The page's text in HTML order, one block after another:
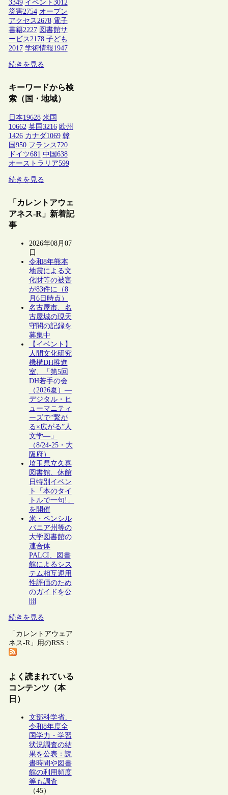
3349 イベント 3012
災害2754 オープン
アクセス2678 電子
書籍2227 図書館サ
ービス2178 子ども
2017 学術情報1947
続きを見る
キーワードから検
索（国・地域）
日本19628 米国
10662 英国 3216 欧州
1426 カナダ1069 韓
国 950 フランス 720
ドイツ681 中国 638
オーストラリア599
続きを見る
「カレントアウェ
アネス-R」新着記
事
2026年08月07
日
令和8年熊本
地震による文
化財等の被害
が83件に（8
月6日時点）
名古屋市、名
古屋城の現天
守閣の記録を
募集中
【イベント】
人間文化研究
機構DH推進
室、「第5回
DH若手の会
（2026夏）―
デジタル・ヒ
ューマニティ
ーズで“繋が
る×広がる”人
文学―」
（8/24-25・大
阪府）
埼玉県立久喜
図書館、休館
日特別イベン
ト「本のタイ
トルで一句!」
を開催
米・ペンシル
バニア州等の
大学図書館の
連合体
PALCI、図書
館によるシス
テム相互運用
性評価のため
のガイドを公
開
続きを見る
「カレントアウェア
ネス-R」用のRSS：
よく読まれている
コンテンツ（本
日）
文部科学省、
令和8年度全
国学力・学習
状況調査の結
果を公表：読
書時間や図書
館の利用頻度
等も調査
（45）